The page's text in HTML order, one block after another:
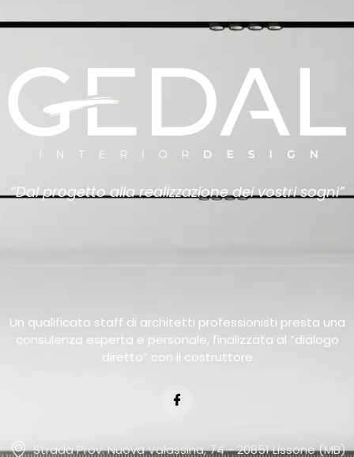
“Dal progetto alla realizzazione dei vostri sogni”
Un qualificato staff di architetti professionisti presta una
consulenza esperta e personale, finalizzata al “dialogo
diretto” con il costruttore
Strada Prov. Nuova Valassina, 74 - 20851 Lissone (MB)